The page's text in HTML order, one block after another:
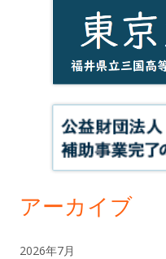
アーカイブ
2026年7月